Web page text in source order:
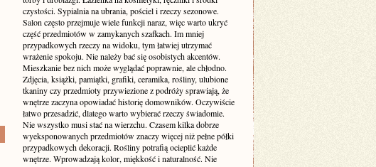
czystości. Sypialnia na ubrania, pościel i rzeczy sezonowe.
Salon często przejmuje wiele funkcji naraz, więc warto ukryć
część przedmiotów w zamykanych szafkach. Im mniej
przypadkowych rzeczy na widoku, tym łatwiej utrzymać
wrażenie spokoju. Nie należy bać się osobistych akcentów.
Mieszkanie bez nich może wyglądać poprawnie, ale chłodno.
Zdjęcia, książki, pamiątki, grafiki, ceramika, rośliny, ulubione
tkaniny czy przedmioty przywiezione z podróży sprawiają, że
wnętrze zaczyna opowiadać historię domowników. Oczywiście
łatwo przesadzić, dlatego warto wybierać rzeczy świadomie.
Nie wszystko musi stać na wierzchu. Czasem kilka dobrze
wyeksponowanych przedmiotów znaczy więcej niż pełne półki
przypadkowych dekoracji. Rośliny potrafią ocieplić każde
wnętrze. Wprowadzają kolor, miękkość i naturalność. Nie